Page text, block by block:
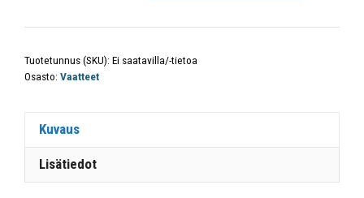
Tuotetunnus (SKU): Ei saatavilla/-tietoa
Osasto: Vaatteet
Kuvaus
Lisätiedot